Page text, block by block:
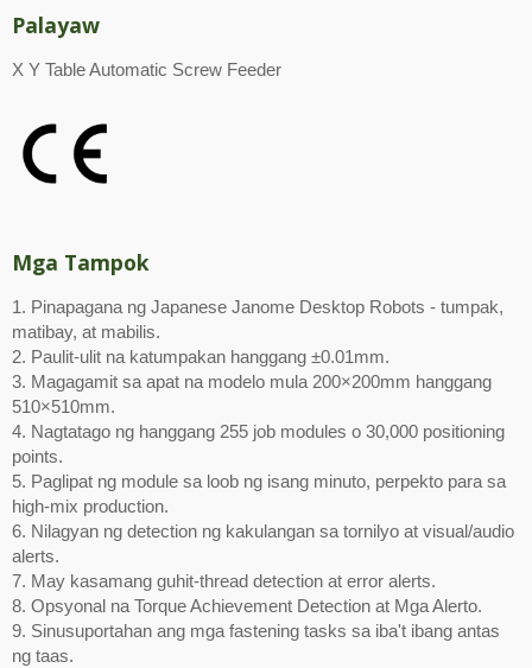
Palayaw
X Y Table Automatic Screw Feeder
Mga Tampok
1. Pinapagana ng Japanese Janome Desktop Robots - tumpak,
matibay, at mabilis.
2. Paulit-ulit na katumpakan hanggang ±0.01mm.
3. Magagamit sa apat na modelo mula 200×200mm hanggang
510×510mm.
4. Nagtatago ng hanggang 255 job modules o 30,000 positioning
points.
5. Paglipat ng module sa loob ng isang minuto, perpekto para sa
high-mix production.
6. Nilagyan ng detection ng kakulangan sa tornilyo at visual/audio
alerts.
7. May kasamang guhit-thread detection at error alerts.
8. Opsyonal na Torque Achievement Detection at Mga Alerto.
9. Sinusuportahan ang mga fastening tasks sa iba't ibang antas
ng taas.